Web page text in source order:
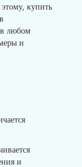
купить
любом
и
и